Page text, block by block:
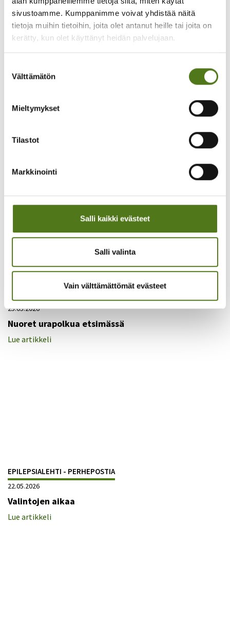
sivustoamme. Kumppanimme voivat yhdistää näitä
tietoja muihin tietoihin, joita olet antanut heille tai joita on
kerätty, kun olet käyttänyt heidän palvelujaan.
valinta
Välttämätön
Mieltymykset
Tilastot
Markkinointi
Salli kaikki evästeet
Salli valinta
Vain välttämättömät evästeet
EPILEPSIALEHTI - TARINA
Kun epilepsia sulki oven Hornet-lentäjäksi, opin
jotain tärkeää
25.05.2026
Nuoret urapolkua etsimässä
Lue artikkeli
EPILEPSIALEHTI - PERHEPOSTIA
22.05.2026
Valintojen aikaa
Lue artikkeli